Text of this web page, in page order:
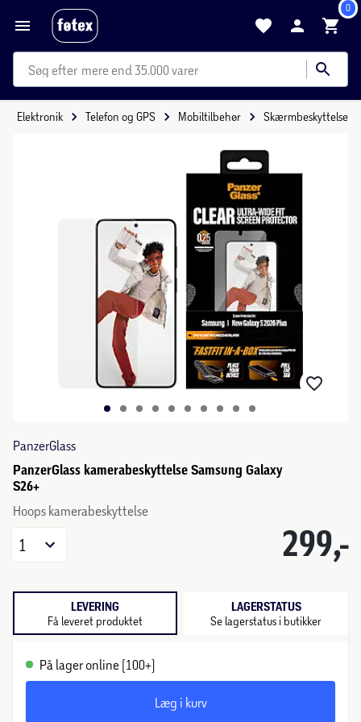
0
mere end 35.000 varer
Elektronik Telefon og GPS Mobiltilbehør Skærmbeskyttelse
PanzerGlass
PanzerGlass kamerabeskyttelse Samsung Galaxy
S26+
Hoops kamerabeskyttelse
299,-
1
LEVERING
Få leveret produktet
LAGERSTATUS
Se lagerstatus i butikker
På lager online (100+)
Læg i kurv